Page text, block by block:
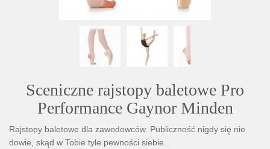
Sceniczne rajstopy baletowe Pro
Performance Gaynor Minden
Rajstopy baletowe dla zawodowców. Publiczność nigdy się nie
dowie, skąd w Tobie tyle pewności siebie...